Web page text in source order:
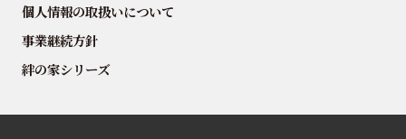
個人情報の取扱いについて
事業継続方針
絆の家シリーズ